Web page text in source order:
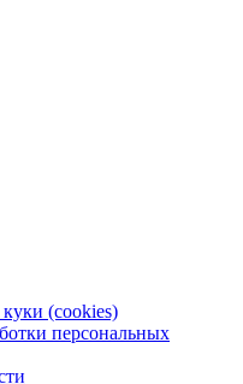
(cookies)
персональных